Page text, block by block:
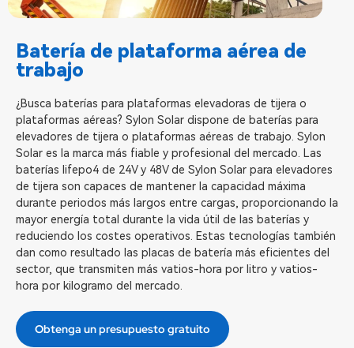
Batería de plataforma aérea de
trabajo
¿Busca baterías para plataformas elevadoras de tijera o
plataformas aéreas? Sylon Solar dispone de baterías para
elevadores de tijera o plataformas aéreas de trabajo. Sylon
Solar es la marca más fiable y profesional del mercado. Las
baterías lifepo4 de 24V y 48V de Sylon Solar para elevadores
de tijera son capaces de mantener la capacidad máxima
durante periodos más largos entre cargas, proporcionando la
mayor energía total durante la vida útil de las baterías y
reduciendo los costes operativos. Estas tecnologías también
dan como resultado las placas de batería más eficientes del
sector, que transmiten más vatios-hora por litro y vatios-
hora por kilogramo del mercado.
Obtenga un presupuesto gratuito